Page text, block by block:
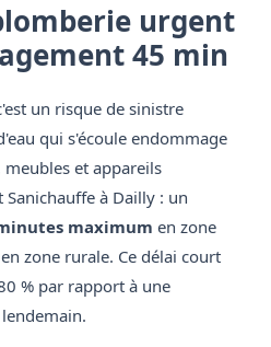
urgent
45 min
un risque de sinistre
qui s'écoule endommage
et appareils
à Dailly : un
maximum en zone
zone rurale. Ce délai court
% par rapport à une